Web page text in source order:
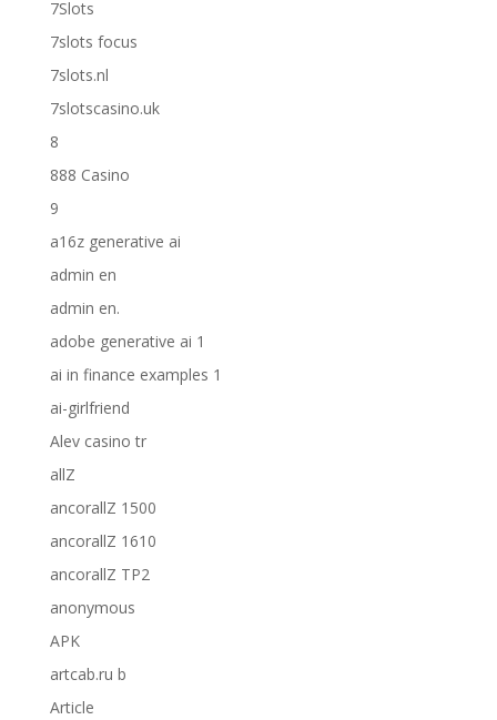
7Slots
7slots focus
7slots.nl
7slotscasino.uk
8
888 Casino
9
a16z generative ai
admin en
admin en.
adobe generative ai 1
ai in finance examples 1
ai-girlfriend
Alev casino tr
allZ
ancorallZ 1500
ancorallZ 1610
ancorallZ TP2
anonymous
APK
artcab.ru b
Article